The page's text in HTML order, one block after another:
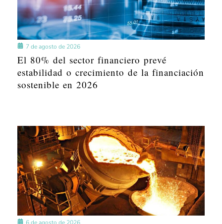
7 de agosto de 2026
El 80% del sector financiero prevé
estabilidad o crecimiento de la financiación
sostenible en 2026